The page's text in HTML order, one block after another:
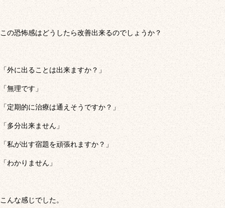
この恐怖感はどうしたら改善出来るのでしょうか？
「外に出ることは出来ますか？」
「無理です」
「定期的に治療は通えそうですか？」
「多分出来ません」
「私が出す宿題を頑張れますか？」
「わかりません」
こんな感じでした。